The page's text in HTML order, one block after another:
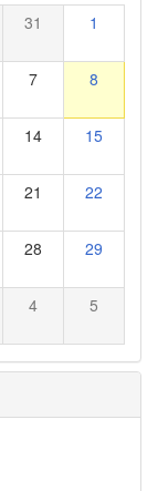
31 1
7 8
14 15
21 22
28 29
4 5